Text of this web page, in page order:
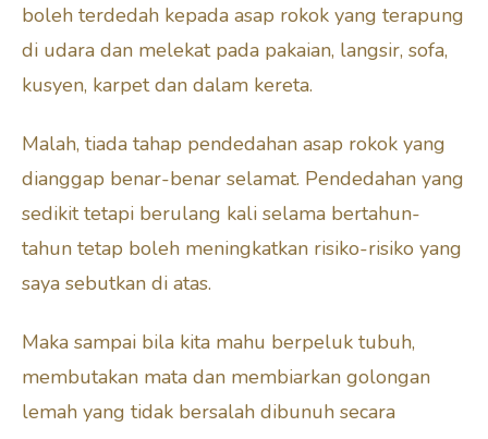
boleh terdedah kepada asap rokok yang terapung
di udara dan melekat pada pakaian, langsir, sofa,
kusyen, karpet dan dalam kereta.
Malah, tiada tahap pendedahan asap rokok yang
dianggap benar-benar selamat. Pendedahan yang
sedikit tetapi berulang kali selama bertahun-
tahun tetap boleh meningkatkan risiko-risiko yang
saya sebutkan di atas.
Maka sampai bila kita mahu berpeluk tubuh,
membutakan mata dan membiarkan golongan
lemah yang tidak bersalah dibunuh secara